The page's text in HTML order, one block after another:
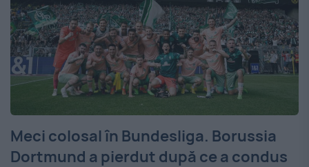
Meci colosal în Bundesliga. Borussia
Dortmund a pierdut după ce a condus